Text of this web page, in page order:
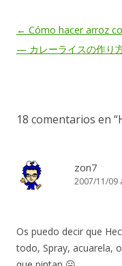
Navegación
de
← Cómo hacer arroz
— カレーライスの作り
18 comentarios en “
zon7
2007/11/09
Os puedo decir que
todo, Spray, acuarela,